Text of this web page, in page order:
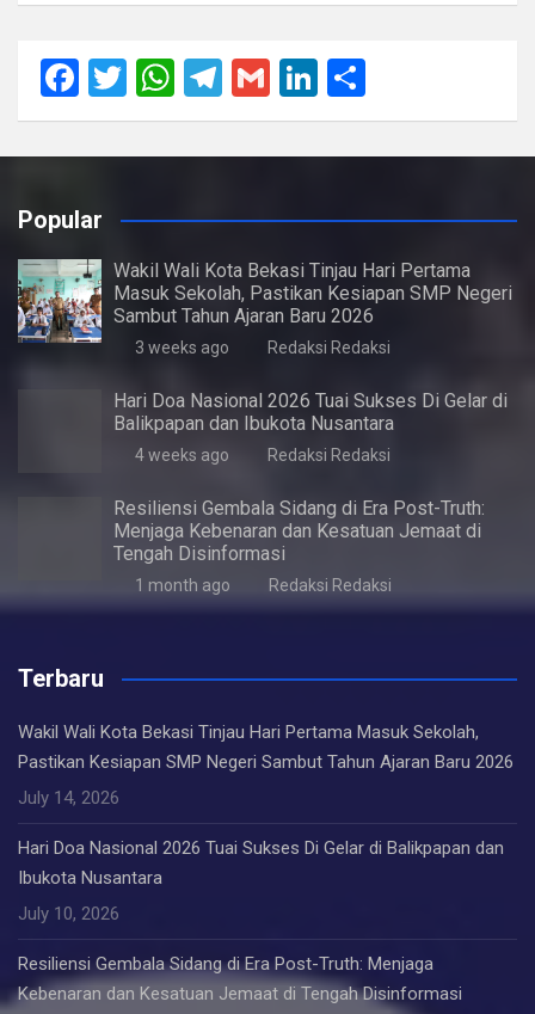
F
a
ce
o
o
k
T
wi
tt
W
h
at
A
p
p
T
el
e
a
m
G
m
ail
Li
n
ke
n
h
ar
Popular
Wakil Wali Kota Bekasi Tinjau Hari Pertama
Masuk Sekolah, Pastikan Kesiapan SMP Negeri
Sambut Tahun Ajaran Baru 2026
3 weeks ago Redaksi Redaksi
Hari Doa Nasional 2026 Tuai Sukses Di Gelar di
Balikpapan dan Ibukota Nusantara
4 weeks ago Redaksi Redaksi
Resiliensi Gembala Sidang di Era Post-Truth:
Menjaga Kebenaran dan Kesatuan Jemaat di
Tengah Disinformasi
1 month ago Redaksi Redaksi
Terbaru
Wakil Wali Kota Bekasi Tinjau Hari Pertama Masuk Sekolah,
Pastikan Kesiapan SMP Negeri Sambut Tahun Ajaran Baru 2026
July 14, 2026
Hari Doa Nasional 2026 Tuai Sukses Di Gelar di Balikpapan dan
Ibukota Nusantara
July 10, 2026
Resiliensi Gembala Sidang di Era Post-Truth: Menjaga
Kebenaran dan Kesatuan Jemaat di Tengah Disinformasi